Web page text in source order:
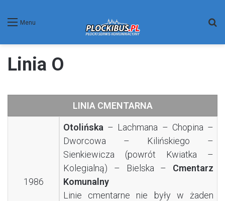
Menu
Linia O
LINIA CMENTARNA
1986
Otolińska – Lachmana – Chopina –
Dworcowa – Kilińskiego –
Sienkiewicza (powrót Kwiatka –
Kolegialną) – Bielska – Cmentarz
Komunalny
Linie cmentarne nie były w żaden